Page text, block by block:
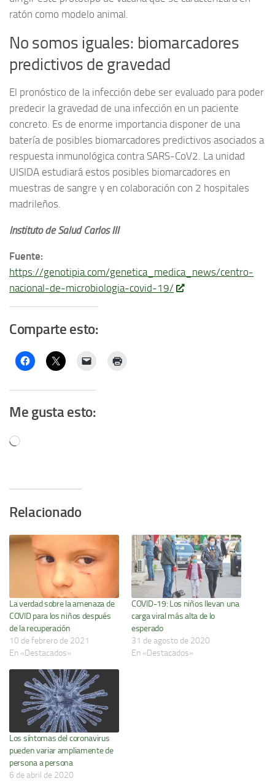
ratón como modelo animal.
No somos iguales: biomarcadores
predictivos de gravedad
El pronóstico de la infección debe ser evaluado para poder
predecir la gravedad de una infección en un paciente
concreto. Es de enorme importancia disponer de una
batería de posibles biomarcadores predictivos asociados a
respuesta inmunológica contra SARS-CoV2. La unidad
UISIDA estudiará estos posibles biomarcadores en
muestras de sangre y en colaboración con 2 hospitales
madrileños.
Instituto de Salud Carlos III
Fuente:
https://genotipia.com/genetica_medica_news/centro-
nacional-de-microbiologia-covid-19/
Comparte esto:
Me gusta esto:
Cargando...
Relacionado
La verdad sobre la amenaza de
COVID para los niños después
de la recuperación
10 de febrero de 2021
En «Destacados»
COVID-19: Los niños llevan una
carga viral más alta de lo
esperado
31 de agosto de 2020
En «Destacados»
Los síntomas del coronavirus
pueden variar ampliamente de
persona a persona
6 de abril de 2020